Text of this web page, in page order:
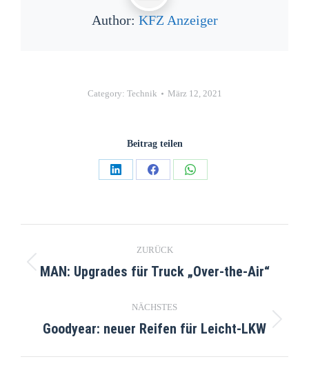
Author: KFZ Anzeiger
Category: Technik März 12, 2021
Beitrag teilen
ZURÜCK
MAN: Upgrades für Truck „Over-the-Air“
NÄCHSTES
Goodyear: neuer Reifen für Leicht-LKW